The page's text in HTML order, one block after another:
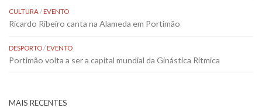
CULTURA/EVENTO
Ricardo Ribeiro canta na Alameda em Portimão
DESPORTO/EVENTO
Portimão volta a ser a capital mundial da Ginástica Rítmica
MAIS RECENTES